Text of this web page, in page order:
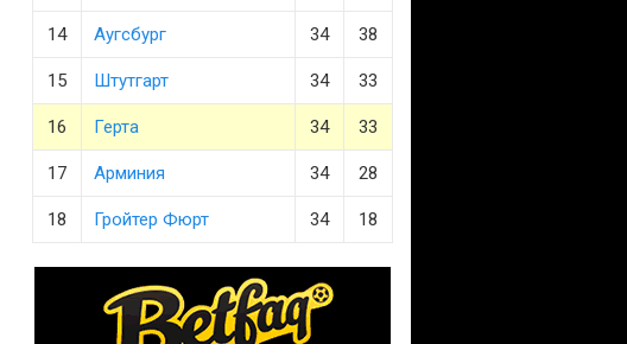
14 Аугсбург 34 38
15 Штутгарт 34 33
16 Герта 34 33
17 Арминия 34 28
18 Гройтер Фюрт 34 18